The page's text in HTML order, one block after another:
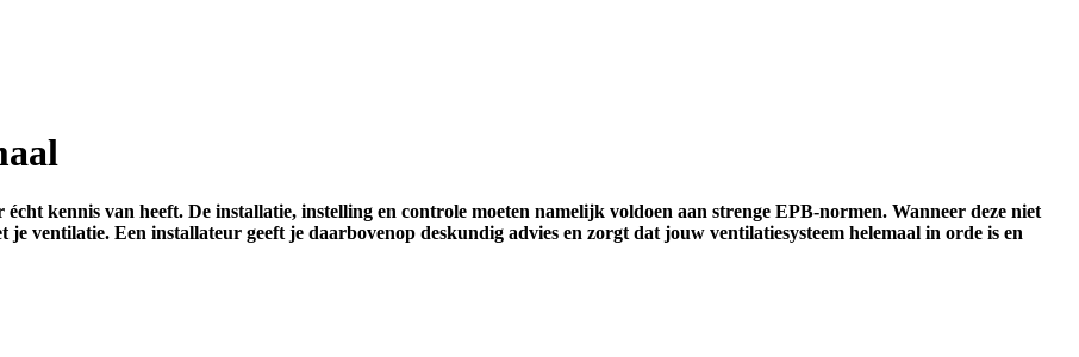
kennis van heeft. De installatie, instelling en controle moeten namelijk voldoen aan strenge EPB-normen. Wanneer deze niet
ventilatie. Een installateur geeft je daarbovenop deskundig advies en zorgt dat jouw ventilatiesysteem helemaal in orde is en